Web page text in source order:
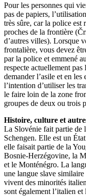
Pour les personnes qui
pas de papiers,
très sûre, car la police est
proches de la frontière
d’autres villes). Lorsque
frontalière, vous devez
par la police et emmené
respecte actuellement
demander l’asile et en
l’intention d’utiliser les
le faire loin de la zone
groupes de deux ou trois
Histoire, culture et
La Slovénie fait partie de
Schengen. Elle est un
elle faisait partie de la
Bosnie-Herzégovine, la
et le Monténégro. La
une langue slave
vivent des minorités
sont également l’italien et